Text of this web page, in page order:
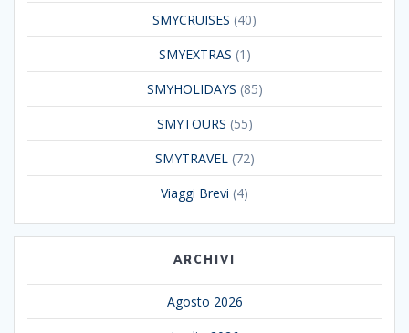
SMYCRUISES (40)
SMYEXTRAS (1)
SMYHOLIDAYS (85)
SMYTOURS (55)
SMYTRAVEL(72)
Viaggi Brevi (4)
ARCHIVI
Agosto 2026